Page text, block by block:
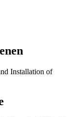
Installation of